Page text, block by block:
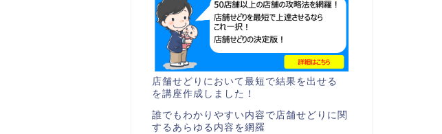
店舗せどりにおいて最短で結果を出せる
を講座作成しました！
誰でもわかりやすい内容で店舗せどりに関
するあらゆる内容を網羅